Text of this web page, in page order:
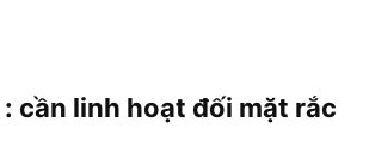
cần linh hoạt đối mặt rắc